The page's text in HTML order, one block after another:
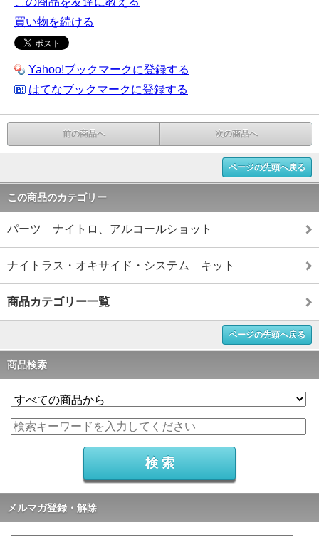
買い物を続ける
Yahoo!ブックマークに登録する
はてなブックマークに登録する
前の商品へ 次の商品へ
ページの先頭へ戻る
この商品のカテゴリー
パーツ ナイトロ、アルコールショット
ナイトラス・オキサイド・システム キット
商品カテゴリー一覧
ページの先頭へ戻る
商品検索
メルマガ登録・解除